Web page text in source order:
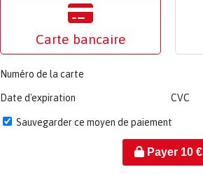
Carte bancaire
Numéro de la carte
Date d'expiration CVC
Sauvegarder ce moyen de paiement
Payer 10€